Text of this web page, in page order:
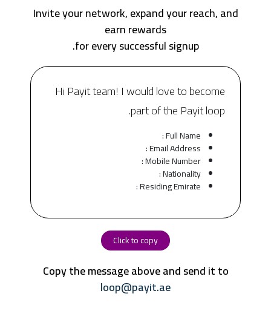
Invite your network, expand your reach, and
earn rewards
for every successful signup.
Hi Payit team! I would love to become
part of the Payit loop.
Full Name :
Email Address :
Mobile Number :
Nationality :
Residing Emirate :
Click to copy
Copy the message above and send it to
loop@payit.ae